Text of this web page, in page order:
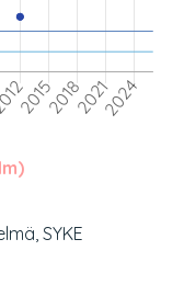
SYKE